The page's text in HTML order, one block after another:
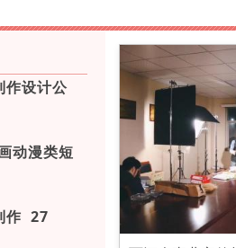
作设计公
动漫类短
作 27